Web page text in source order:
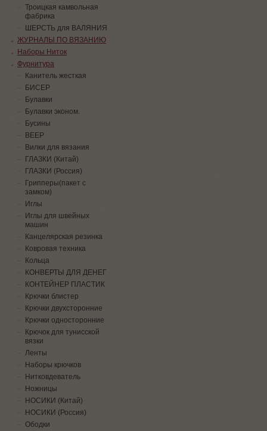
Троицкая камвольная
фабрика
ШЕРСТЬ для ВАЛЯНИЯ
ЖУРНАЛЫ ПО ВЯЗАНИЮ
Наборы Ниток
Фурнитура
Канитель жесткая
БИСЕР
Булавки
Булавки эконом.
Бусины
ВЕЕР
Вилки для вязания
ГЛАЗКИ (Китай)
ГЛАЗКИ (Россия)
Грипперы(пакет с
замком)
Иглы
Иглы для швейных
машин
Канцелярская резинка
Ковровая техника
Кольца
КОНВЕРТЫ ДЛЯ ДЕНЕГ
КОНТЕЙНЕР ПЛАСТИК
Крючки блистер
Крючки двухсторонние
Крючки односторонние
Крючок для тунисской
вязки
Ленты
Наборы крючков
Нитковдеватель
Ножницы
НОСИКИ (Китай)
НОСИКИ (Россия)
Ободки